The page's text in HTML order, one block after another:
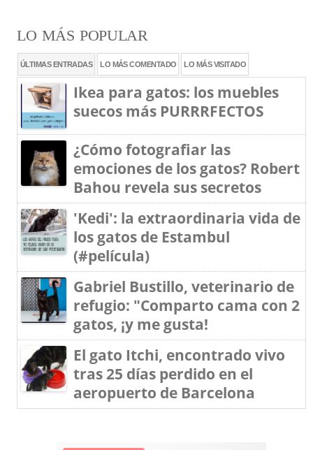
LO MÁS POPULAR
ÚLTIMAS ENTRADAS LO MÁS COMENTADO LO MÁS VISITADO
Ikea para gatos: los muebles
suecos más PURRRFECTOS
¿Cómo fotografiar las
emociones de los gatos? Robert
Bahou revela sus secretos
'Kedi': la extraordinaria vida de
los gatos de Estambul
(#película)
Gabriel Bustillo, veterinario de
refugio: "Comparto cama con 2
gatos, ¡y me gusta!
El gato Itchi, encontrado vivo
tras 25 días perdido en el
aeropuerto de Barcelona